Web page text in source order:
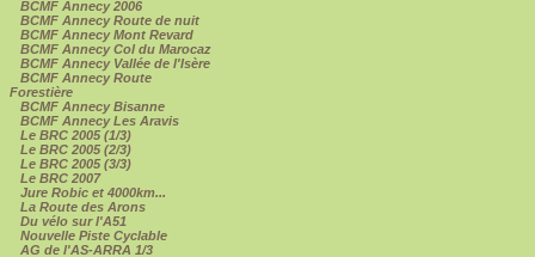
BCMF Annecy 2006
BCMF Annecy Route de nuit
BCMF Annecy Mont Revard
BCMF Annecy Col du Marocaz
BCMF Annecy Vallée de l'Isère
BCMF Annecy Route
Forestière
BCMF Annecy Bisanne
BCMF Annecy Les Aravis
Le BRC 2005 (1/3)
Le BRC 2005 (2/3)
Le BRC 2005 (3/3)
Le BRC 2007
Jure Robic et 4000km...
La Route des Arons
Du vélo sur l'A51
Nouvelle Piste Cyclable
AG de l'AS-ARRA 1/3